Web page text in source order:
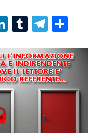
LinkedIn
TumblrTelegram